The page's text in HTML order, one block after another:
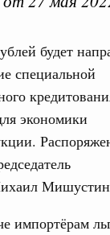
будет
специальной
экономики
импортёрам
воскресенье